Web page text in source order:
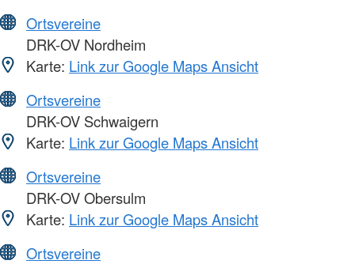
Ortsvereine
DRK-OV Nordheim
Karte: Link zur Google Maps Ansicht
Ortsvereine
DRK-OV Schwaigern
Karte: Link zur Google Maps Ansicht
Ortsvereine
DRK-OV Obersulm
Karte: Link zur Google Maps Ansicht
Ortsvereine